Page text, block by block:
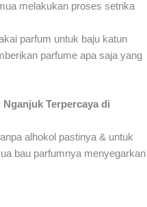
melakukan proses setrika
parfum untuk baju katun
parfume apa saja yang
Terpercaya di
alhokol pastinya & untuk
bau parfumnya menyegarkan